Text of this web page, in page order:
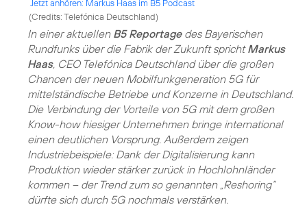
Jetzt anhören: Markus Haas im B5 Podcast
(Credits: Telefónica Deutschland)
In einer aktuellen B5 Reportagedes Bayerischen
Rundfunks über die Fabrik der Zukunft sprichtMarkus
Haas, CEO Telefónica Deutschland über die großen
Chancen der neuen Mobilfunkgeneration 5G für
mittelständische Betriebe und Konzerne in Deutschland.
Die Verbindung der Vorteile von 5G mit dem großen
Know-how hiesiger Unternehmen bringe international
einen deutlichen Vorsprung. Außerdem zeigen
Industriebeispiele: Dank der Digitalisierung kann
Produktion wieder stärker zurück in Hochlohnländer
kommen – der Trend zum so genannten „Reshoring“
dürfte sich durch 5G nochmals verstärken.